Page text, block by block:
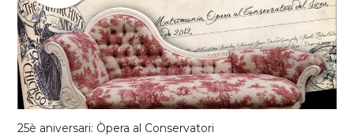
25è aniversari: Òpera al Conservatori